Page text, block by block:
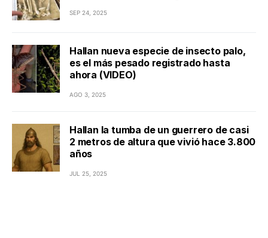
SEP 24, 2025
Hallan nueva especie de insecto palo,
es el más pesado registrado hasta
ahora (VIDEO)
AGO 3, 2025
Hallan la tumba de un guerrero de casi
2 metros de altura que vivió hace 3.800
años
JUL 25, 2025